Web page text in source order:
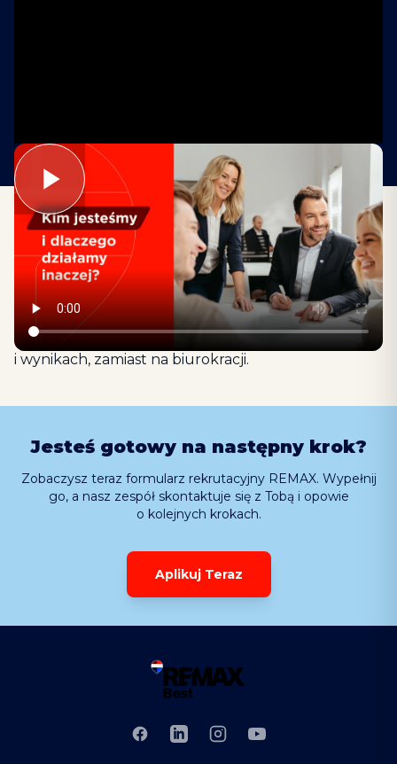
REMAX to międzynarodowa sieć, która łączy
niezależnych agentów nieruchomości w silny
system wsparcia. Nasz model opiera się
na współpracy, przejrzystości prowizji oraz realnym
wsparciu marketingowym i technologicznym. Dzięki
temu nasi agenci skupiają się na klientach
i wynikach, zamiast na biurokracji.
Jesteś gotowy na następny krok?
Zobaczysz teraz formularz rekrutacyjny REMAX. Wypełnij
go, a nasz zespół skontaktuje się z Tobą i opowie
o kolejnych krokach.
Aplikuj Teraz
FacebookLinkedInInstagramYouTube